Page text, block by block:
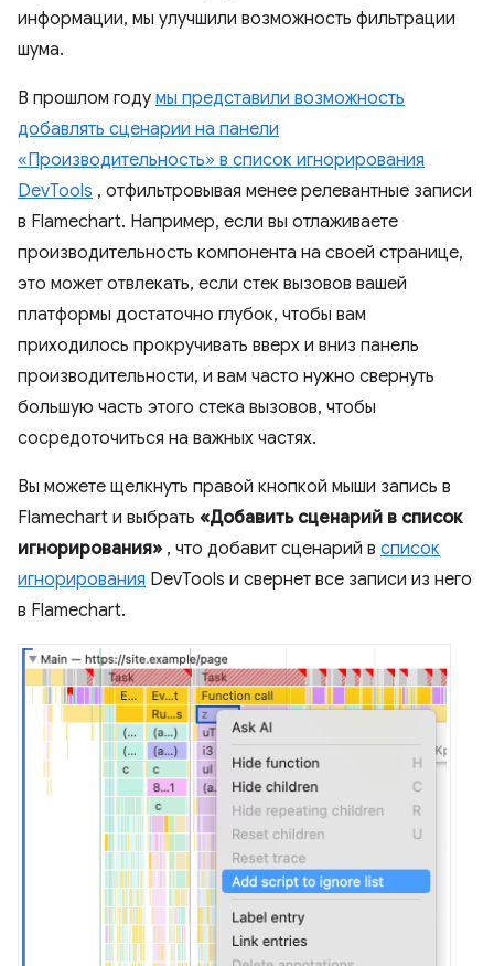
информации, мы улучшили возможность фильтрации
шума.
В прошлом году мы представили возможность
добавлять сценарии на панели
«Производительность» в список игнорирования
DevTools , отфильтровывая менее релевантные записи
в Flamechart. Например, если вы отлаживаете
производительность компонента на своей странице,
это может отвлекать, если стек вызовов вашей
платформы достаточно глубок, чтобы вам
приходилось прокручивать вверх и вниз панель
производительности, и вам часто нужно свернуть
большую часть этого стека вызовов, чтобы
сосредоточиться на важных частях.
Вы можете щелкнуть правой кнопкой мыши запись в
Flamechart и выбрать «Добавить сценарий в список
игнорирования» , что добавит сценарий в список
игнорирования DevTools и свернет все записи из него
в Flamechart.